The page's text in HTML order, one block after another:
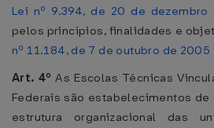
Lei nº 9.394, de 20 de dezembro
pelos princípios, finalidades e
nº 11.184, de 7 de outubro de 2005
Art. 4ºAs Escolas Técnicas
Federais são estabelecimentos
estrutura organizacional das